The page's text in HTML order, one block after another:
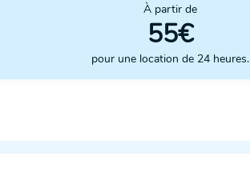
À partir de
55€
pour une location de 24 heures.